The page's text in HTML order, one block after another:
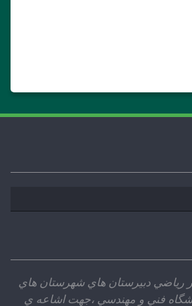
رياضي دبيرستان هاي شهرستان هاي
فني و مهندسي ،‌جهت اشاعه ي